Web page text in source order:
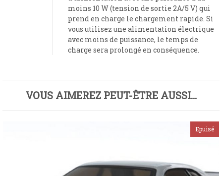
moins 10 W (tension de sortie 2A/5 V) qui
prend en charge le chargement rapide. Si
vous utilisez une alimentation électrique
avec moins de puissance, le temps de
charge sera prolongé en conséquence.
VOUS AIMEREZ PEUT-ÊTRE AUSSI…